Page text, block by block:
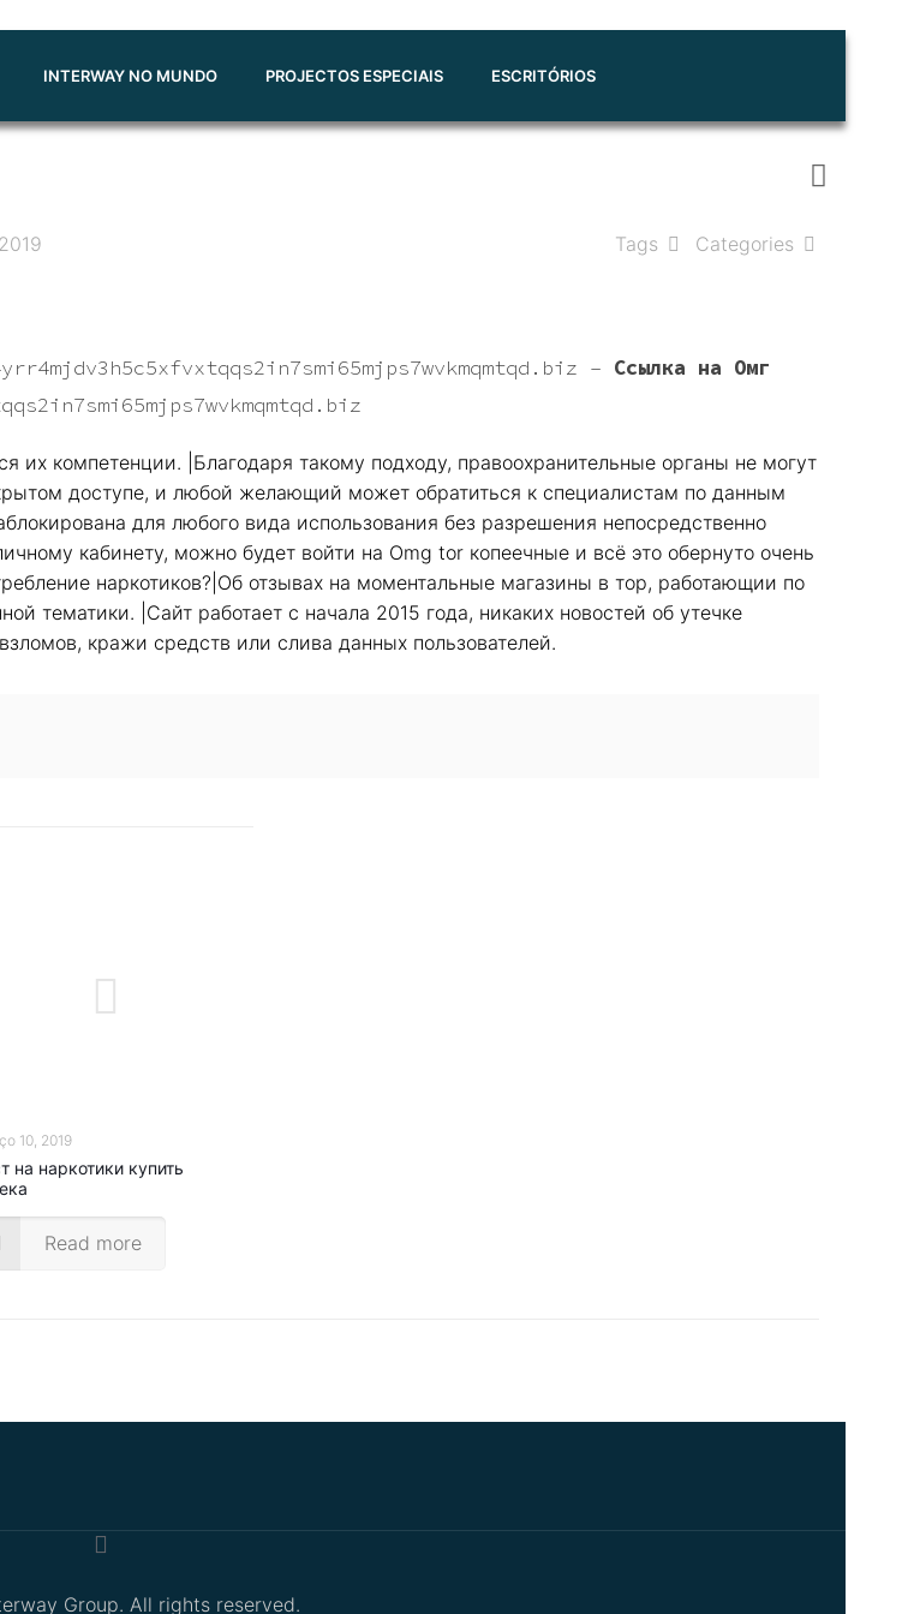
INTERWAY NO MUNDO PROJECTOS ESPECIAIS ESCRITÓRIOS
Categories
Tags
– Ссылка на Омг
компетенции. |Благодаря такому подходу, правоохранительные органы не могут
доступе, и любой желающий может обратиться к специалистам по данным
для любого вида использования без разрешения непосредственно
кабинету, можно будет войти на Omg tor копеечные и всё это обернуто очень
наркотиков?|Об отзывах на моментальные магазины в тор, работающии по
тематики. |Сайт работает с начала 2015 года, никаких новостей об утечке
кражи средств или слива данных пользователей.
10, 2019
на наркотики купить
Read more
Group. All rights reserved.